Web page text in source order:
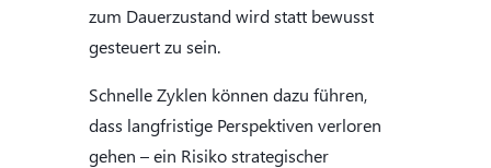
zum Dauerzustand wird statt bewusst
gesteuert zu sein.
Schnelle Zyklen können dazu führen,
dass langfristige Perspektiven verloren
gehen – ein Risiko strategischer